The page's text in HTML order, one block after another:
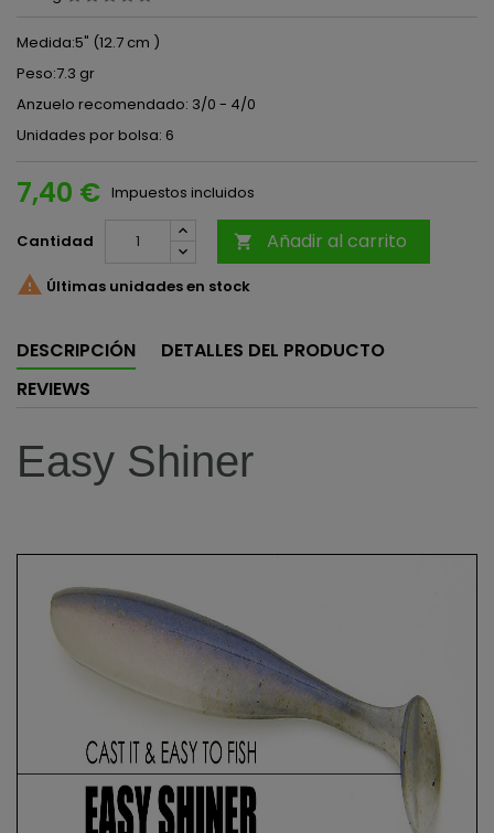
Medida:5" (12.7 cm )
Peso:7.3 gr
Anzuelo recomendado: 3/0 - 4/0
Unidades por bolsa: 6
7,40 € Impuestos incluidos
Cantidad  Añadir al carrito
 Últimas unidades en stock
DESCRIPCIÓN
DETALLES DEL PRODUCTO
REVIEWS
Easy Shiner